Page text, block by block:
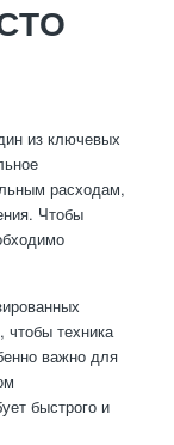
из ключевых
расходам,
Чтобы
техника
важно для
быстрого и